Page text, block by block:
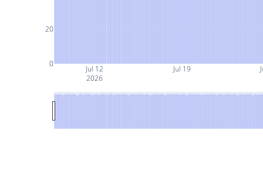
Jul 12
2026
Jul 19
0
20